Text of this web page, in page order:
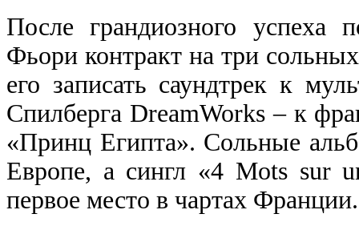
После грандиозного успеха
Фьори контракт на три
его записать саундтрек к
Спилберга DreamWorks – к
«Принц Египта». Сольные
Европе, а сингл «4 Mots sur
первое место в чартах Франции.